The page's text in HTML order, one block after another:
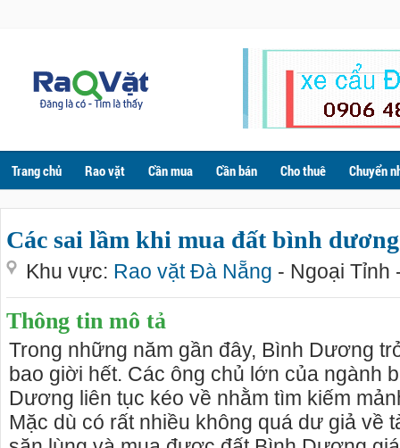
Trang chủ Rao vặt Cần mua Cần bán Cho thuê Chuyển
Các sai lầm khi mua đất bình
Khu vực: Rao vặt Đà Nẵng - Ngoại Tỉnh
Thông tin mô tả
Trong những năm gần đây, Bình Dương
bao giời hết. Các ông chủ lớn của ngành
Dương liên tục kéo về nhằm tìm kiếm
Mặc dù có rất nhiều không quá dư giả về